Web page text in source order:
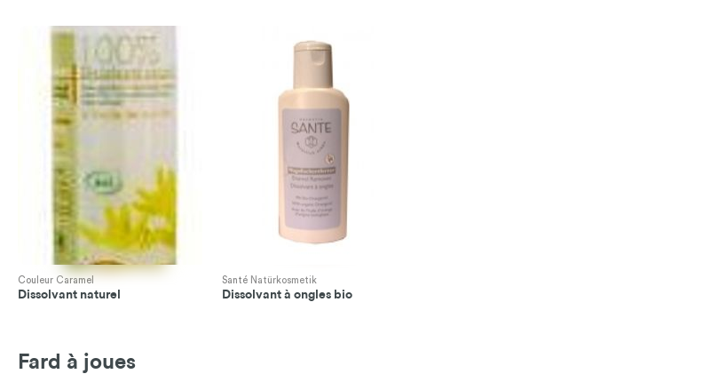
Couleur Caramel
Dissolvant naturel
Santé Natürkosmetik
Dissolvant à ongles bio
Fard à joues